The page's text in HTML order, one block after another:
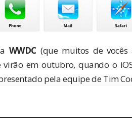
WWDC(que muitos de vocês
virão em outubro, quando o
pela equipe de Tim